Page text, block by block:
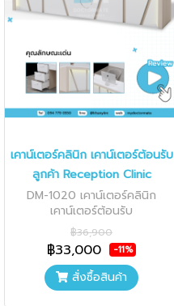
เคาน์เตอร์คลินิก เคาน์เตอร์ต้อนรับ
ลูกค้า Reception Clinic
DM-1020 เคาน์เตอร์คลินิก
เคาน์เตอร์ต้อนรับ
฿36,900
฿33,000 -11%
สั่งซื้อสินค้า